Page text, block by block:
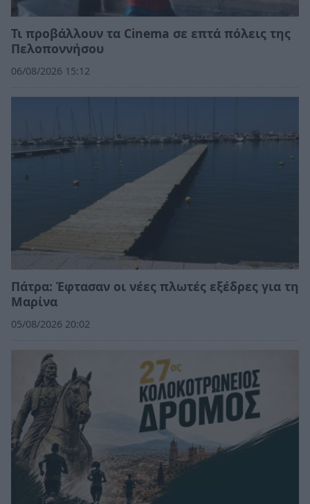
Τι προβάλλουν τα Cinema σε επτά πόλεις της
Πελοποννήσου
06/08/2026 15:12
Πάτρα: Έφτασαν οι νέες πλωτές εξέδρες για τη
Μαρίνα
05/08/2026 20:02